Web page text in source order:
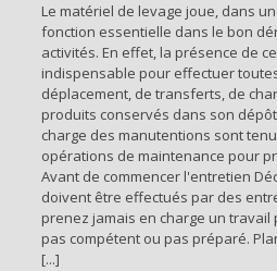
Le matériel de levage joue, dans
fonction essentielle dans le bon
activités. En effet, la présence de
indispensable pour effectuer
déplacement, de transferts, de
produits conservés dans son
charge des manutentions sont
opérations de maintenance pour
Avant de commencer l'entretien
doivent être effectués par des
prenez jamais en charge un
pas compétent ou pas préparé.
[...]